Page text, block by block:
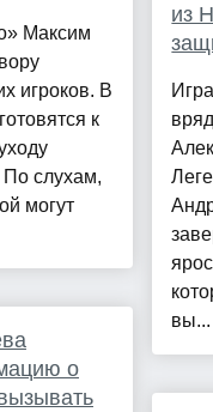
Максим
игроков. В
к
слухам,
могут
о
из
вы...